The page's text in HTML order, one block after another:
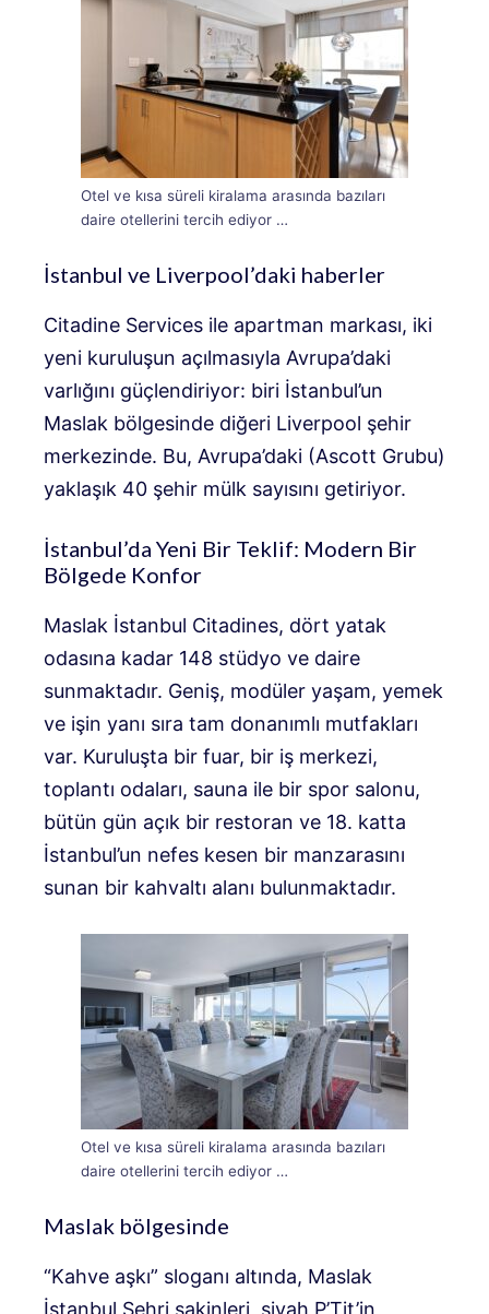
Otel ve kısa süreli kiralama arasında bazıları
daire otellerini tercih ediyor …
İstanbul ve Liverpool’daki haberler
Citadine Services ile apartman markası, iki
yeni kuruluşun açılmasıyla Avrupa’daki
varlığını güçlendiriyor: biri İstanbul’un
Maslak bölgesinde diğeri Liverpool şehir
merkezinde. Bu, Avrupa’daki (Ascott Grubu)
yaklaşık 40 şehir mülk sayısını getiriyor.
İstanbul’da Yeni Bir Teklif: Modern Bir
Bölgede Konfor
Maslak İstanbul Citadines, dört yatak
odasına kadar 148 stüdyo ve daire
sunmaktadır. Geniş, modüler yaşam, yemek
ve işin yanı sıra tam donanımlı mutfakları
var. Kuruluşta bir fuar, bir iş merkezi,
toplantı odaları, sauna ile bir spor salonu,
bütün gün açık bir restoran ve 18. katta
İstanbul’un nefes kesen bir manzarasını
sunan bir kahvaltı alanı bulunmaktadır.
Otel ve kısa süreli kiralama arasında bazıları
daire otellerini tercih ediyor …
Maslak bölgesinde
“Kahve aşkı” sloganı altında, Maslak